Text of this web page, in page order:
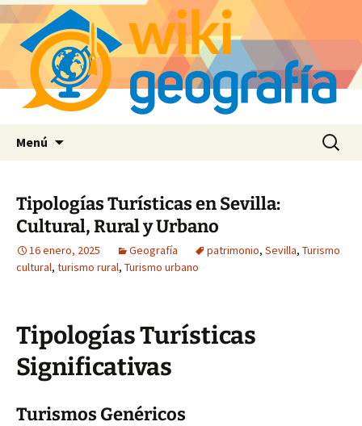
Menú Buscar:
Tipologías Turísticas en Sevilla:
Cultural, Rural y Urbano
16 enero, 2025 Geografía patrimonio, Sevilla, Turismo
cultural, turismo rural, Turismo urbano
Tipologías Turísticas
Significativas
Turismos Genéricos